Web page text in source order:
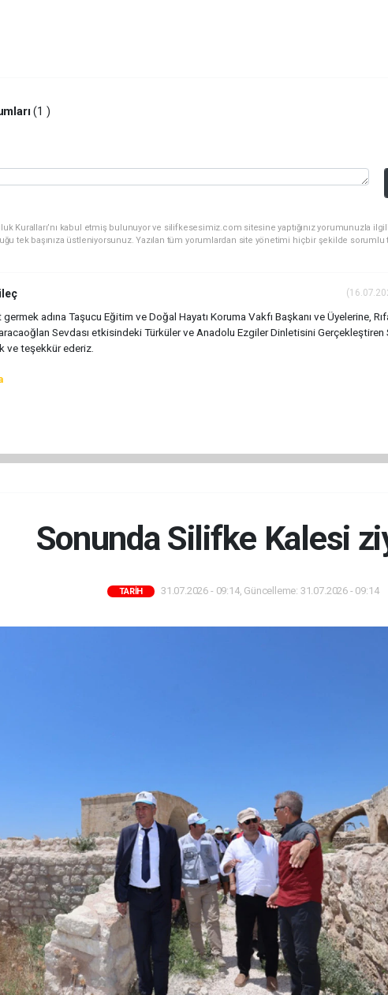
(1 )
Kuralları’nı kabul etmiş bulunuyor ve silifkesesimiz.com sitesine yaptığınız yorumunuzla
tek başınıza üstleniyorsunuz. Yazılan tüm yorumlardan site yönetimi hiçbir şekilde sorumlu
adına Taşucu Eğitim ve Doğal Hayatı Koruma Vakfı Başkanı ve Üyelerine,
Sevdası etkisindeki Türküler ve Anadolu Ezgiler Dinletisini Gerçekleştiren
ve teşekkür ederiz.
Sonunda Silifke Kalesi
TARİH 31.07.2026 - 09:14, Güncelleme: 31.07.2026 - 09:14